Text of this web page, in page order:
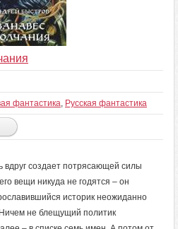
фантастика, Русская фантастика
вдруг создает потрясающей силы
вещи никуда не годятся – он
историк неожиданно
не блещущий политик